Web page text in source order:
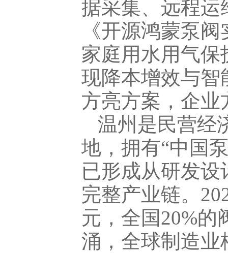
据采集、远程运
《开源鸿蒙泵
家庭用水用气
现降本增效与智
方亮方案，企
温州是民营经
地，拥有“中国
已形成从研发
完整产业链。
元，全国20%的
涌，全球制造